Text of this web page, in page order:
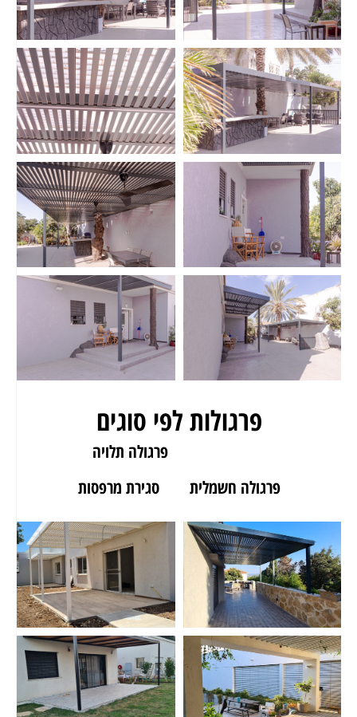
פרגולות לפי סוגים
פרגולה תלויה
פרגולה חשמלית
סגירת מרפסות